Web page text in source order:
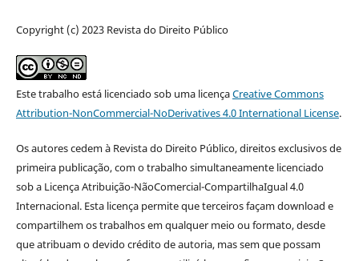
Copyright (c) 2023 Revista do Direito Público
Este trabalho está licenciado sob uma licençaCreative Commons
Attribution-NonCommercial-NoDerivatives 4.0 International License.
Os autores cedem à Revista do Direito Público, direitos exclusivos de
primeira publicação, com o trabalho simultaneamente licenciado
sob a Licença Atribuição-NãoComercial-CompartilhaIgual 4.0
Internacional. Esta licença permite que terceiros façam download e
compartilhem os trabalhos em qualquer meio ou formato, desde
que atribuam o devido crédito de autoria, mas sem que possam